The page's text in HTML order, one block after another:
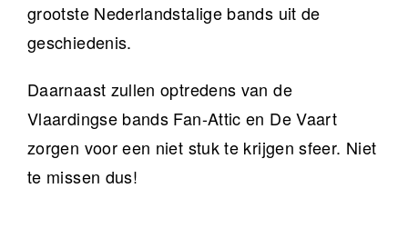
grootste Nederlandstalige bands uit de
geschiedenis.
Daarnaast zullen optredens van de
Vlaardingse bands Fan-Attic en De Vaart
zorgen voor een niet stuk te krijgen sfeer. Niet
te missen dus!